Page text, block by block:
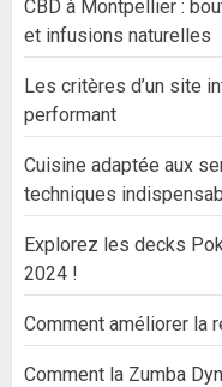
CBD à Montpellier :
et infusions naturelles
Les critères d’un site
performant
Cuisine adaptée aux
techniques
Explorez les decks
2024 !
Comment améliorer la
Comment la Zumba